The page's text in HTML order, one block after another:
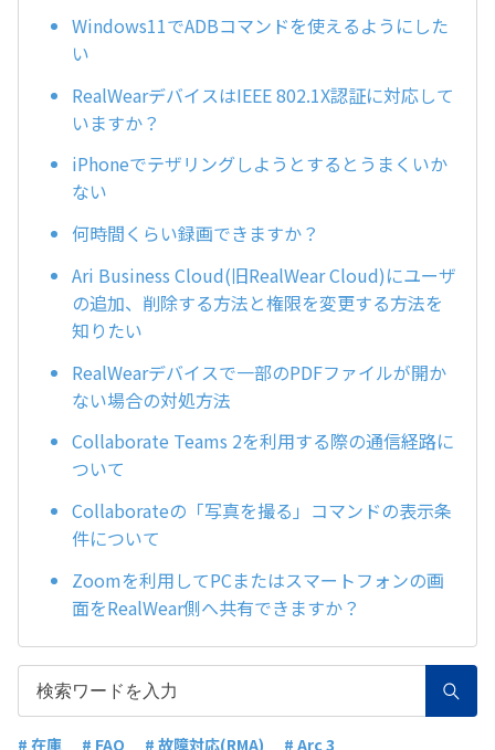
Windows11でADBコマンドを使えるようにした
い
RealWearデバイスはIEEE 802.1X認証に対応して
いますか？
iPhoneでテザリングしようとするとうまくいか
ない
何時間くらい録画できますか？
Ari Business Cloud(旧RealWear Cloud)にユーザ
の追加、削除する方法と権限を変更する方法を
知りたい
RealWearデバイスで一部のPDFファイルが開か
ない場合の対処方法
Collaborate Teams 2を利用する際の通信経路に
ついて
Collaborateの「写真を撮る」コマンドの表示条
件について
Zoomを利用してPCまたはスマートフォンの画
面をRealWear側へ共有できますか？
# 在庫 # FAQ # 故障対応(RMA) # Arc 3